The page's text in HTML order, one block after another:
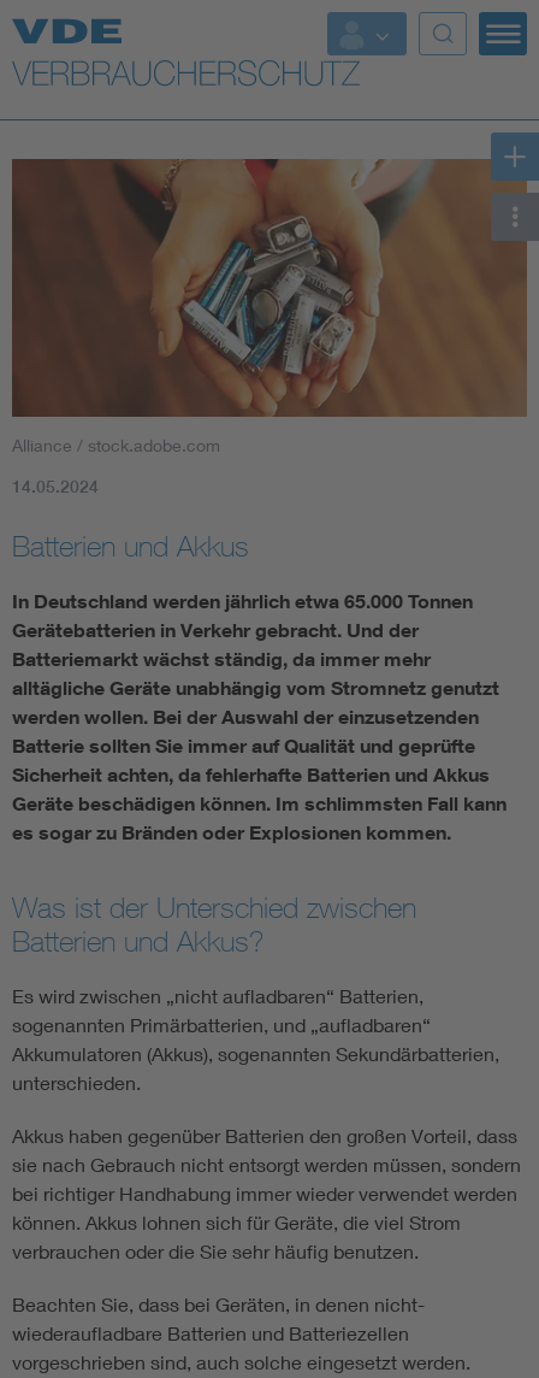
Top Themen
Weitere Themen
Alliance / stock.adobe.com
14.05.2024
Batterien und Akkus
In Deutschland werden jährlich etwa 65.000 Tonnen
Gerätebatterien in Verkehr gebracht. Und der
Batteriemarkt wächst ständig, da immer mehr
alltägliche Geräte unabhängig vom Stromnetz genutzt
werden wollen. Bei der Auswahl der einzusetzenden
Batterie sollten Sie immer auf Qualität und geprüfte
Sicherheit achten, da fehlerhafte Batterien und Akkus
Geräte beschädigen können. Im schlimmsten Fall kann
es sogar zu Bränden oder Explosionen kommen.
Was ist der Unterschied zwischen
Batterien und Akkus?
Es wird zwischen „nicht aufladbaren“ Batterien,
sogenannten Primärbatterien, und „aufladbaren“
Akkumulatoren (Akkus), sogenannten Sekundärbatterien,
unterschieden.
Akkus haben gegenüber Batterien den großen Vorteil, dass
sie nach Gebrauch nicht entsorgt werden müssen, sondern
bei richtiger Handhabung immer wieder verwendet werden
können. Akkus lohnen sich für Geräte, die viel Strom
verbrauchen oder die Sie sehr häufig benutzen.
Beachten Sie, dass bei Geräten, in denen nicht-
wiederaufladbare Batterien und Batteriezellen
vorgeschrieben sind, auch solche eingesetzt werden.